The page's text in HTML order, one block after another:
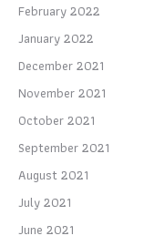
February 2022
January 2022
December 2021
November 2021
October 2021
September 2021
August 2021
July 2021
June 2021